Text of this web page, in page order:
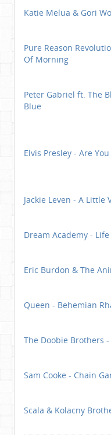
Katie Melua & Gori
Pure Reason
Of Morning
Peter Gabriel ft. The
Blue
Elvis Presley - Are
Jackie Leven - A Little
Dream Academy -
Eric Burdon & The
Queen - Behemian
The Doobie Brothers
Sam Cooke - Chain
Scala & Kolacny